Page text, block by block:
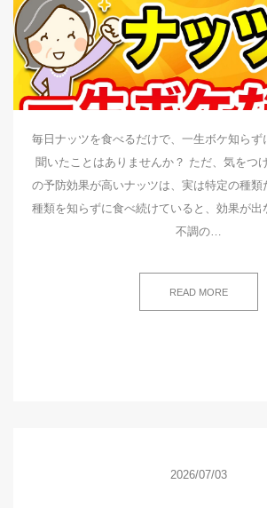
毎日ナッツを食べるだけで、一生ボケ知らず
聞いたことはありませんか？ ただ、気をつ
の予防効果が高いナッツは、実は特定の種類
種類を知らずに食べ続けていると、効果が出
不調の…
READ MORE
2026/07/03